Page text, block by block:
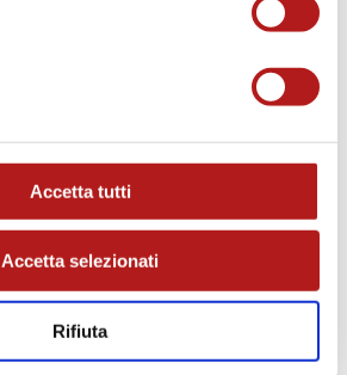
Accetta tutti
Accetta selezionati
Rifiuta